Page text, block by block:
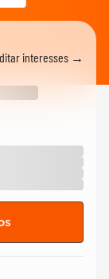
interesses →